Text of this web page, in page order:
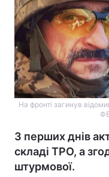
На фронті загинув
З перших днів
складі ТРО, а
штурмової.